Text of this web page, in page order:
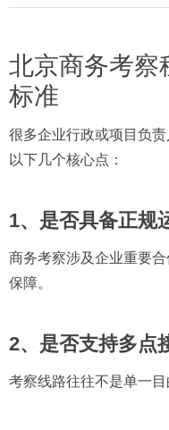
北京商务考察
标准
很多企业行政或项目负
以下几个核心点：
1、是否具备正规
商务考察涉及企业重要
保障。
2、是否支持多点
考察线路往往不是单一目